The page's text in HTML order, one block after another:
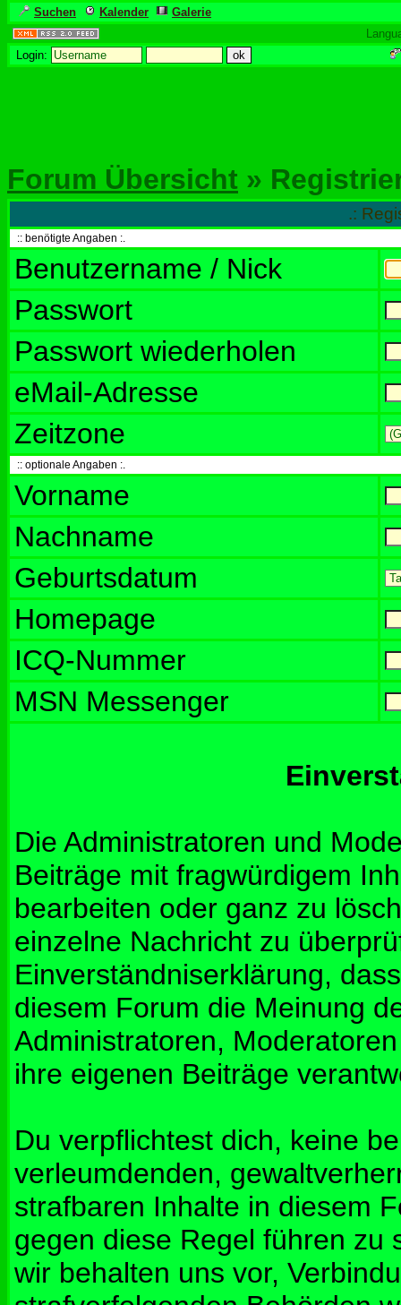
Suchen Kalender
Galerie
Login:
Forum Übersicht »
.:
:: benötigte Angaben :.
Benutzername / Nick
Passwort
Passwort wiederholen
eMail-Adresse
Zeitzone
:: optionale Angaben :.
Vorname
Nachname
Geburtsdatum
Homepage
ICQ-Nummer
MSN Messenger
Die Administratoren und
Beiträge mit fragwürdigem
bearbeiten oder ganz zu
einzelne Nachricht zu
Einverständniserklärung,
diesem Forum die Meinung
Administratoren,
ihre eigenen Beiträge
Du verpflichtest dich, keine
verleumdenden,
strafbaren Inhalte in diesem
gegen diese Regel führen zu
wir behalten uns vor,